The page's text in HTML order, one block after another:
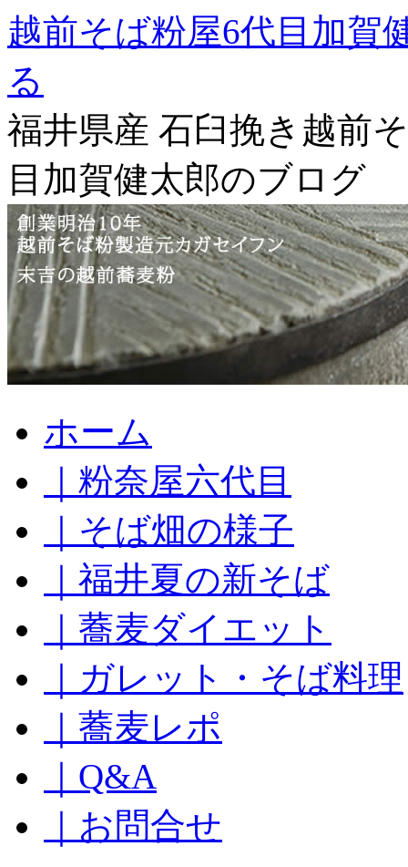
越前そば粉屋6代目加賀
る
福井県産 石臼挽き越前
目加賀健太郎のブログ
ン
ツ
ス
プ
ホーム
｜粉奈屋六代目
｜そば畑の様子
｜福井夏の新そば
｜蕎麦ダイエット
｜ガレット・そば料理
｜蕎麦レポ
｜Q&A
｜お問合せ